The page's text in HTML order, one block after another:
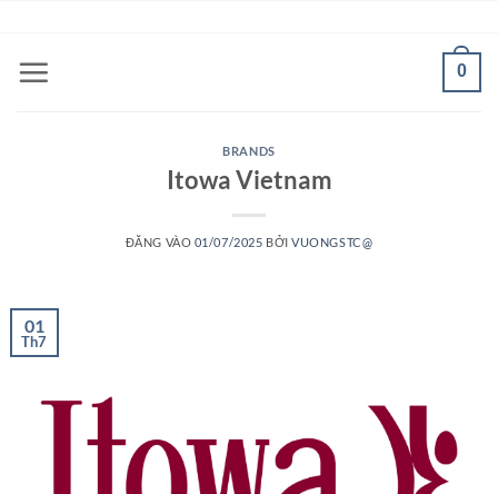
nội
0
BRANDS
Itowa Vietnam
ĐĂNG VÀO 01/07/2025 BỞIVUONGSTC@
01
Th7